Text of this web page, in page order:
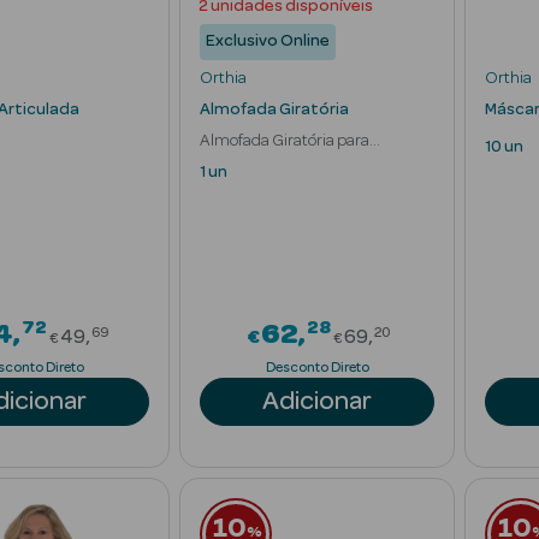
72Price reduced from
€ 49 69
Direto
2 unidades disponíveis
Exclusivo Online
Orthia
Almofada Giratória
Almofada Giratória para
Mobilização
1 un
€62 28Price reduced
€69 20
Desconto Direto
Adicionar
Orthia
10 un
10% 10